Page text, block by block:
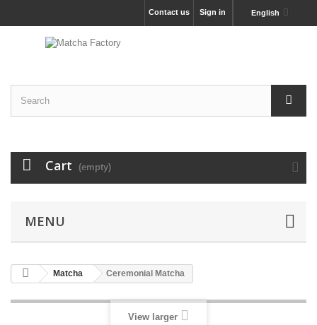
English
Sign in
Contact us
Cart (empty)
MENU
Matcha Ceremonial Matcha
View larger